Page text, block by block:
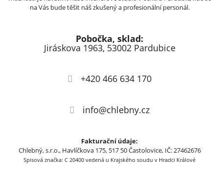
na Vás bude těšit náš zkušený a profesionální personál.
Pobočka, sklad:
Jiráskova 1963, 53002 Pardubice
+420 466 634 170
info@chlebny.cz
Fakturační údaje:
Chlebný, s.r.o., Havlíčkova 175, 517 50 Častolovice, IČ: 27462676
Spisová značka: C 20400 vedená u Krajského soudu v Hradci Králové